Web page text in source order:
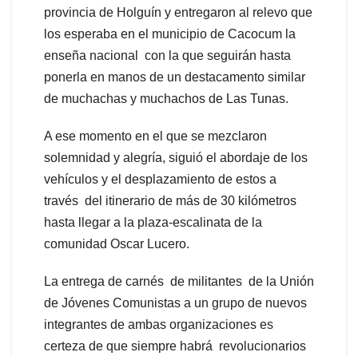
provincia de Holguín y entregaron al relevo que
los esperaba en el municipio de Cacocum la
enseña nacional con la que seguirán hasta
ponerla en manos de un destacamento similar
de muchachas y muchachos de Las Tunas.
A ese momento en el que se mezclaron
solemnidad y alegría, siguió el abordaje de los
vehículos y el desplazamiento de estos a
través del itinerario de más de 30 kilómetros
hasta llegar a la plaza-escalinata de la
comunidad Oscar Lucero.
La entrega de carnés de militantes de la Unión
de Jóvenes Comunistas a un grupo de nuevos
integrantes de ambas organizaciones es
certeza de que siempre habrá revolucionarios